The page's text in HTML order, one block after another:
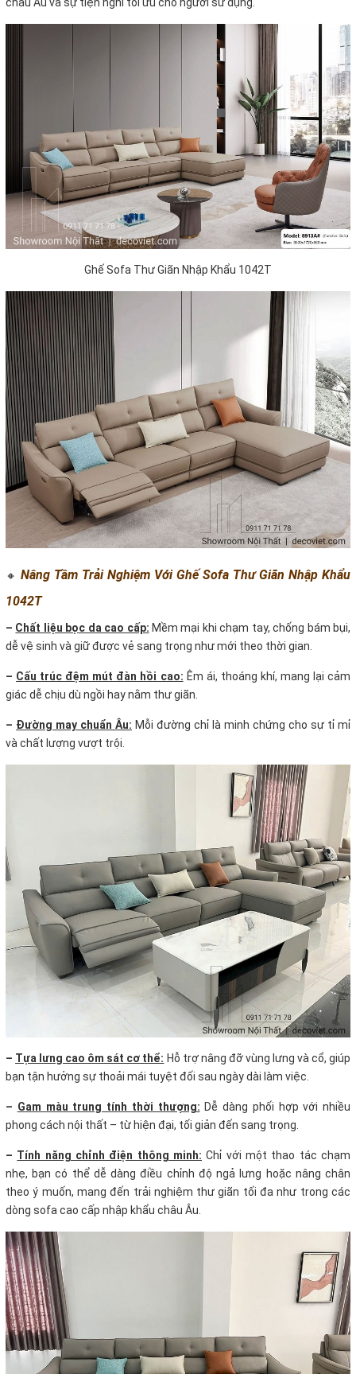
châu Âu và sự tiện nghi tối ưu cho người sử dụng.
Ghế Sofa Thư Giãn Nhập Khẩu 1042T
🔸 Nâng Tầm Trải Nghiệm Với Ghế Sofa Thư Giãn Nhập Khẩu
1042T
– Chất liệu bọc da cao cấp: Mềm mại khi chạm tay, chống bám bụi,
dễ vệ sinh và giữ được vẻ sang trọng như mới theo thời gian.
– Cấu trúc đệm mút đàn hồi cao: Êm ái, thoáng khí, mang lại cảm
giác dễ chịu dù ngồi hay nằm thư giãn.
– Đường may chuẩn Âu: Mỗi đường chỉ là minh chứng cho sự tỉ mỉ
và chất lượng vượt trội.
– Tựa lưng cao ôm sát cơ thể: Hỗ trợ nâng đỡ vùng lưng và cổ, giúp
bạn tận hưởng sự thoải mái tuyệt đối sau ngày dài làm việc.
– Gam màu trung tính thời thượng: Dễ dàng phối hợp với nhiều
phong cách nội thất – từ hiện đại, tối giản đến sang trọng.
– Tính năng chỉnh điện thông minh: Chỉ với một thao tác chạm
nhẹ, bạn có thể dễ dàng điều chỉnh độ ngả lưng hoặc nâng chân
theo ý muốn, mang đến trải nghiệm thư giãn tối đa như trong các
dòng sofa cao cấp nhập khẩu châu Âu.